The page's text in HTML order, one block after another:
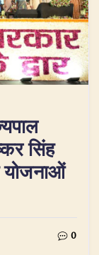
सिंह
योजनाओं
0